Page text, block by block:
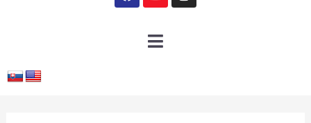
e t
b
e
t
Menu